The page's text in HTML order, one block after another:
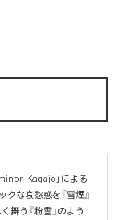
Kagajo」による
な哀愁感を『雪煙』
舞う『粉雪』のよう